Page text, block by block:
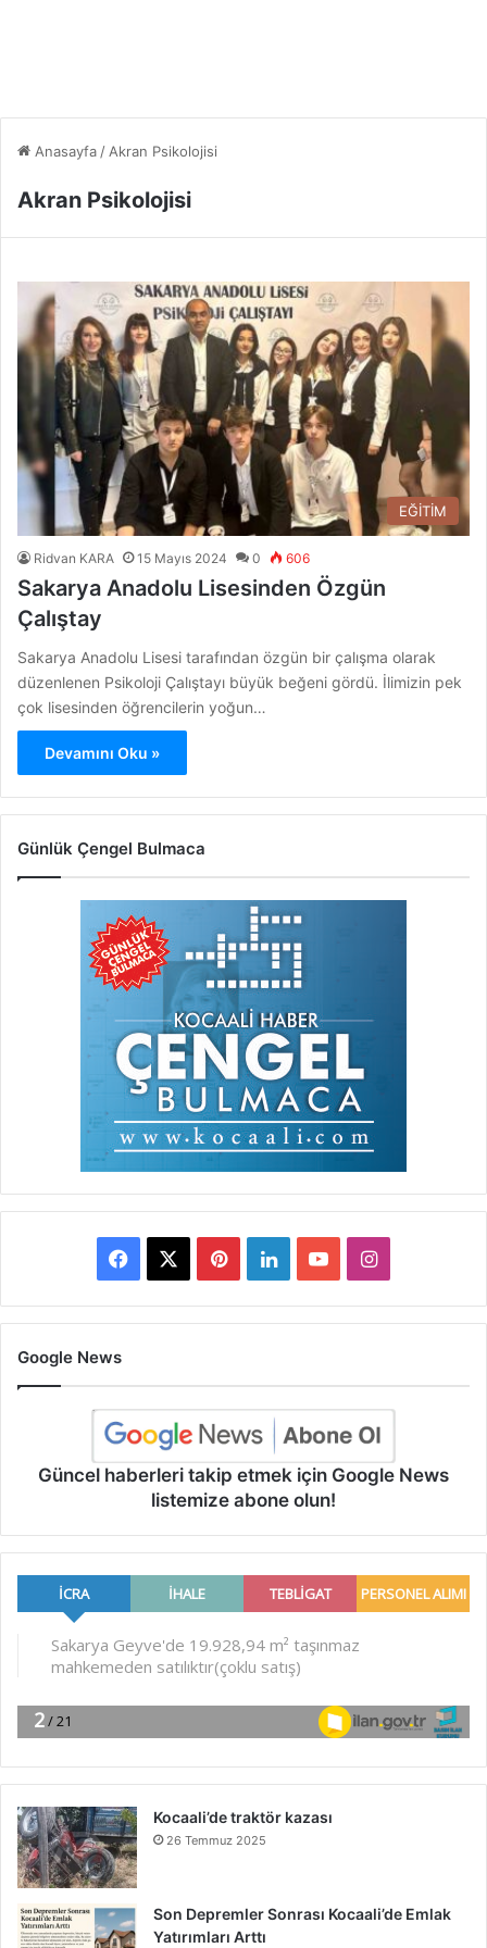
Anasayfa / Akran Psikolojisi
Akran Psikolojisi
EĞİTİM
Ridvan KARA 15 Mayıs 2024 0 606
Sakarya Anadolu Lisesinden Özgün
Çalıştay
Sakarya Anadolu Lisesi tarafından özgün bir çalışma olarak
düzenlenen Psikoloji Çalıştayı büyük beğeni gördü. İlimizin pek
çok lisesinden öğrencilerin yoğun…
Devamını Oku »
Günlük Çengel Bulmaca
Facebook PinterestLinkedInYouTubeInstagram
Google News
Güncel haberleri takip etmek için Google News
listemize abone olun!
Kocaali’de traktör kazası
26 Temmuz 2025
Son Depremler Sonrası Kocaali’de Emlak
Yatırımları Arttı